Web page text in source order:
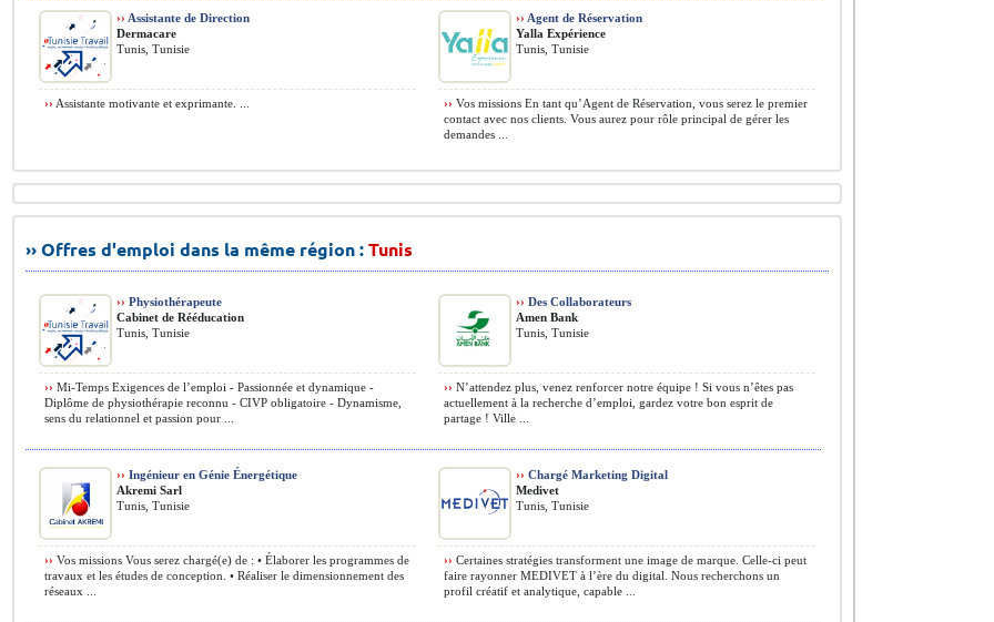
›› Assistante de Direction
Dermacare
Tunis, Tunisie
›› Assistante motivante et exprimante. ...
›› Agent de Réservation
Yalla Expérience
Tunis, Tunisie
›› Vos missions En tant qu’Agent de Réservation, vous serez le premier
contact avec nos clients. Vous aurez pour rôle principal de gérer les
demandes ...
›› Offres d'emploi dans la même région :Tunis
›› Physiothérapeute
Cabinet de Rééducation
Tunis, Tunisie
›› Mi-Temps Exigences de l’emploi - Passionnée et dynamique -
Diplôme de physiothérapie reconnu - CIVP obligatoire - Dynamisme,
sens du relationnel et passion pour ...
›› Des Collaborateurs
Amen Bank
Tunis, Tunisie
›› N’attendez plus, venez renforcer notre équipe ! Si vous n’êtes pas
actuellement à la recherche d’emploi, gardez votre bon esprit de
partage ! Ville ...
›› Ingénieur en Génie Énergétique
Akremi Sarl
Tunis, Tunisie
›› Vos missions Vous serez chargé(e) de : • Élaborer les programmes de
travaux et les études de conception. • Réaliser le dimensionnement des
réseaux ...
›› Chargé Marketing Digital
Medivet
Tunis, Tunisie
›› Certaines stratégies transforment une image de marque. Celle-ci peut
faire rayonner MEDIVET à l’ère du digital. Nous recherchons un
profil créatif et analytique, capable ...